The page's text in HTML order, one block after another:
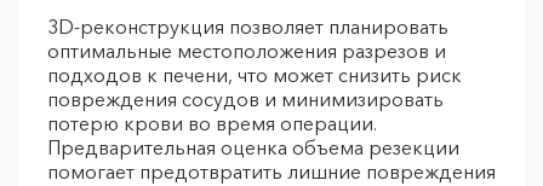
3D-реконструкция позволяет планировать
оптимальные местоположения разрезов и
подходов к печени, что может снизить риск
повреждения сосудов и минимизировать
потерю крови во время операции.
Предварительная оценка объема резекции
помогает предотвратить лишние повреждения